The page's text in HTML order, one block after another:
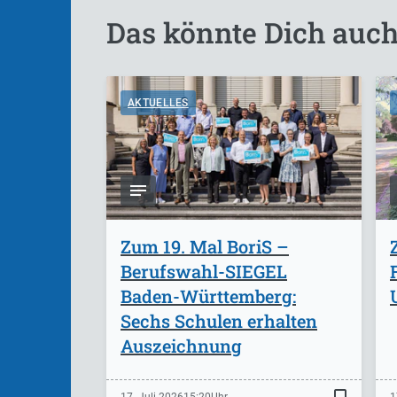
Das könnte Dich
AKTUELLES
Zum 19. Mal BoriS –
Berufswahl-SIEGEL
Baden-Württemberg:
Sechs Schulen erhalten
Auszeichnung